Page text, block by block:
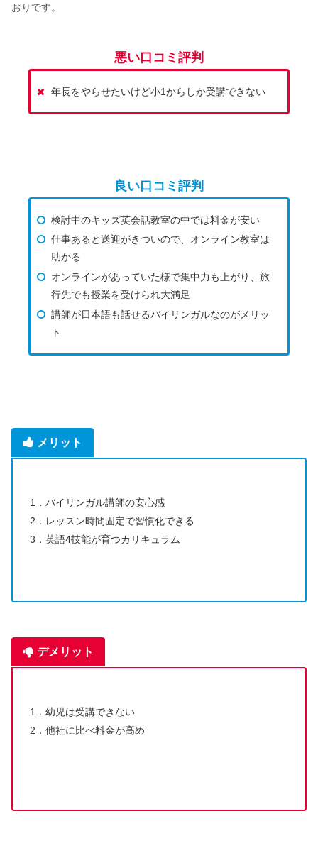
おりです。
悪い口コミ評判
年長をやらせたいけど小1からしか受講できない
良い口コミ評判
検討中のキッズ英会話教室の中では料金が安い
仕事あると送迎がきついので、オンライン教室は
助かる
オンラインがあっていた様で集中力も上がり、旅
行先でも授業を受けられ大満足
講師が日本語も話せるバイリンガルなのがメリッ
ト
メリット
1．バイリンガル講師の安心感
2．レッスン時間固定で習慣化できる
3．英語4技能が育つカリキュラム
デメリット
1．幼児は受講できない
2．他社に比べ料金が高め